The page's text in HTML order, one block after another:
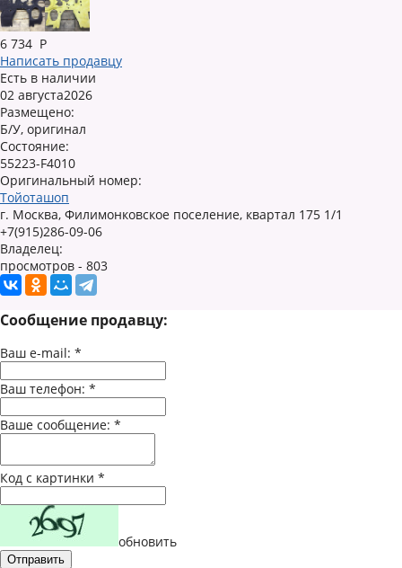
6 734 Р
Написать продавцу
Есть в наличии
02 августа2026
Размещено:
Б/У, оригинал
Состояние:
55223-F4010
Оригинальный номер:
Тойоташоп
г. Москва, Филимонковское поселение, квартал 175 1/1
+7(915)286-09-06
Владелец:
просмотров - 803
Сообщение продавцу:
Ваш e-mail: *
Ваш телефон: *
Ваше сообщение: *
Код с картинки *
обновить